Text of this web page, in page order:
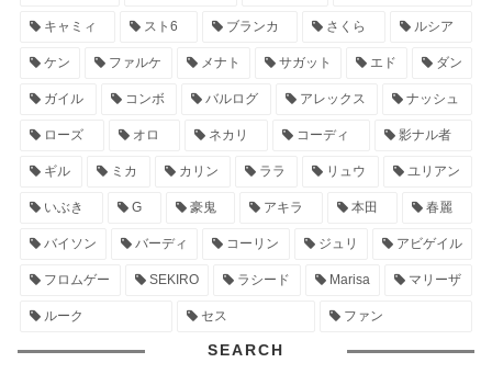
キャミィ スト6 ブランカ さくら ルシア
ケン ファルケ メナト サガット エド ダン
ガイル コンボ バルログ アレックス ナッシュ
ローズ オロ ネカリ コーディ 影ナル者
ギル ミカ カリン ララ リュウ ユリアン
いぶき G 豪鬼 アキラ 本田 春麗
バイソン バーディ コーリン ジュリ アビゲイル
フロムゲー SEKIRO ラシード Marisa マリーザ
ルーク セス ファン
SEARCH